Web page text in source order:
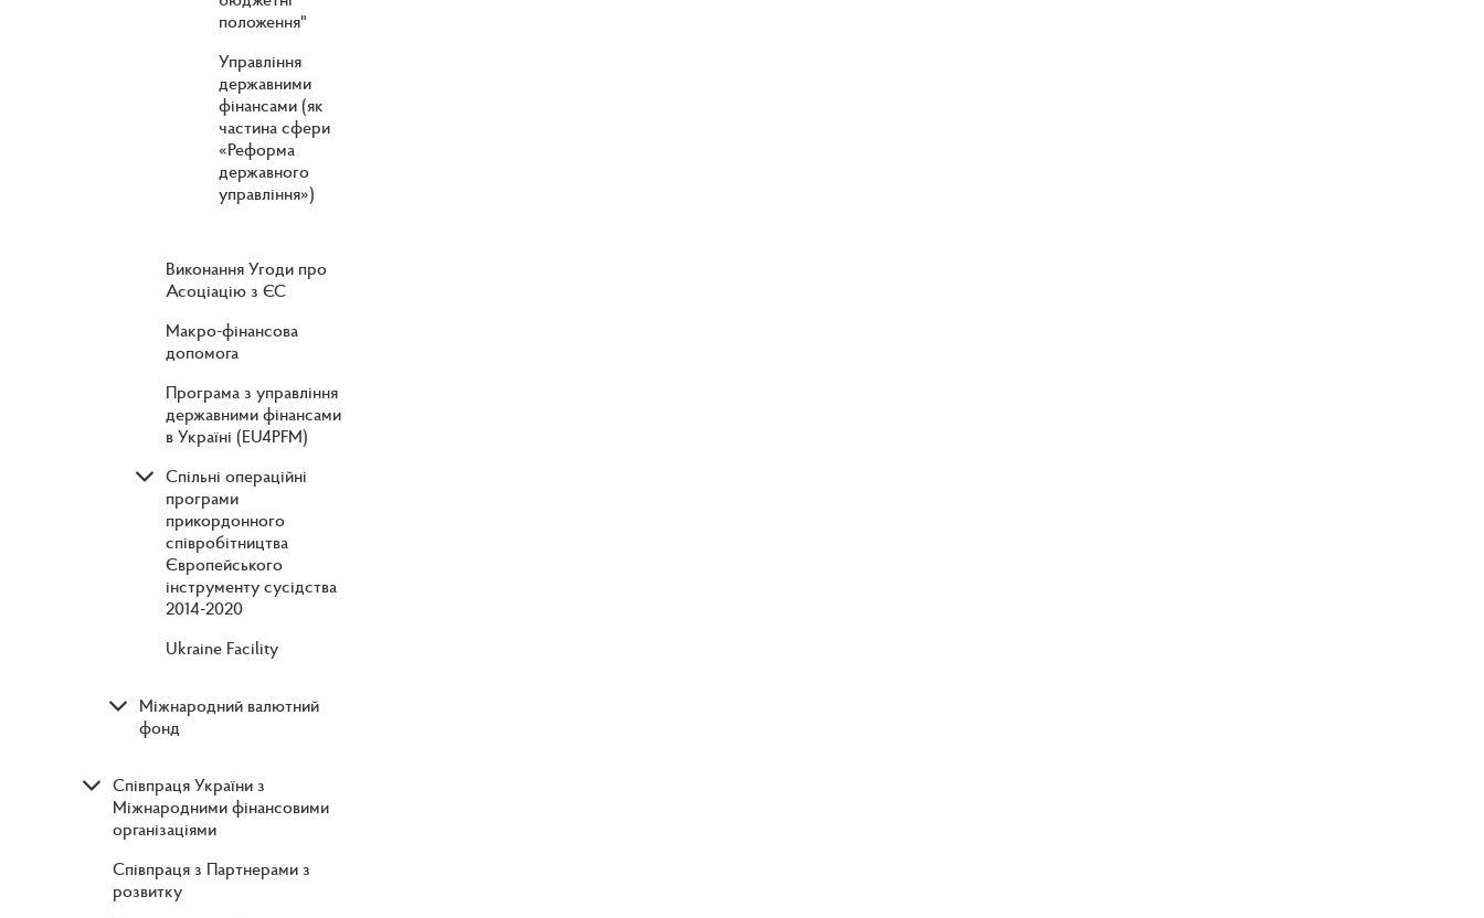
положення"
Управління
державними
фінансами (як
частина сфери
«Реформа
державного
управління»)
Виконання Угоди про
Асоціацію з ЄС
Макро-фінансова
допомога
Програма з управління
державними фінансами
в Україні (EU4PFM)
Спільні операційні
програми
прикордонного
співробітництва
Європейського
інструменту сусідства
2014-2020
Ukraine Facility
Міжнародний валютний
фонд
Співпраця України з
Міжнародними фінансовими
організаціями
Співпраця з Партнерами з
розвитку